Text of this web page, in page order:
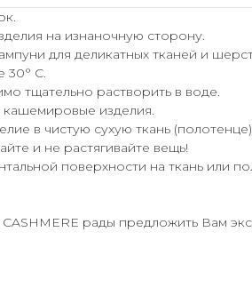
на изнаночную сторону.
для деликатных тканей и
30° С.
тщательно растворить в воде.
кашемировые изделия.
в чистую сухую ткань
и не растягивайте вещь!
поверхности на ткань или
рады предложить Вам